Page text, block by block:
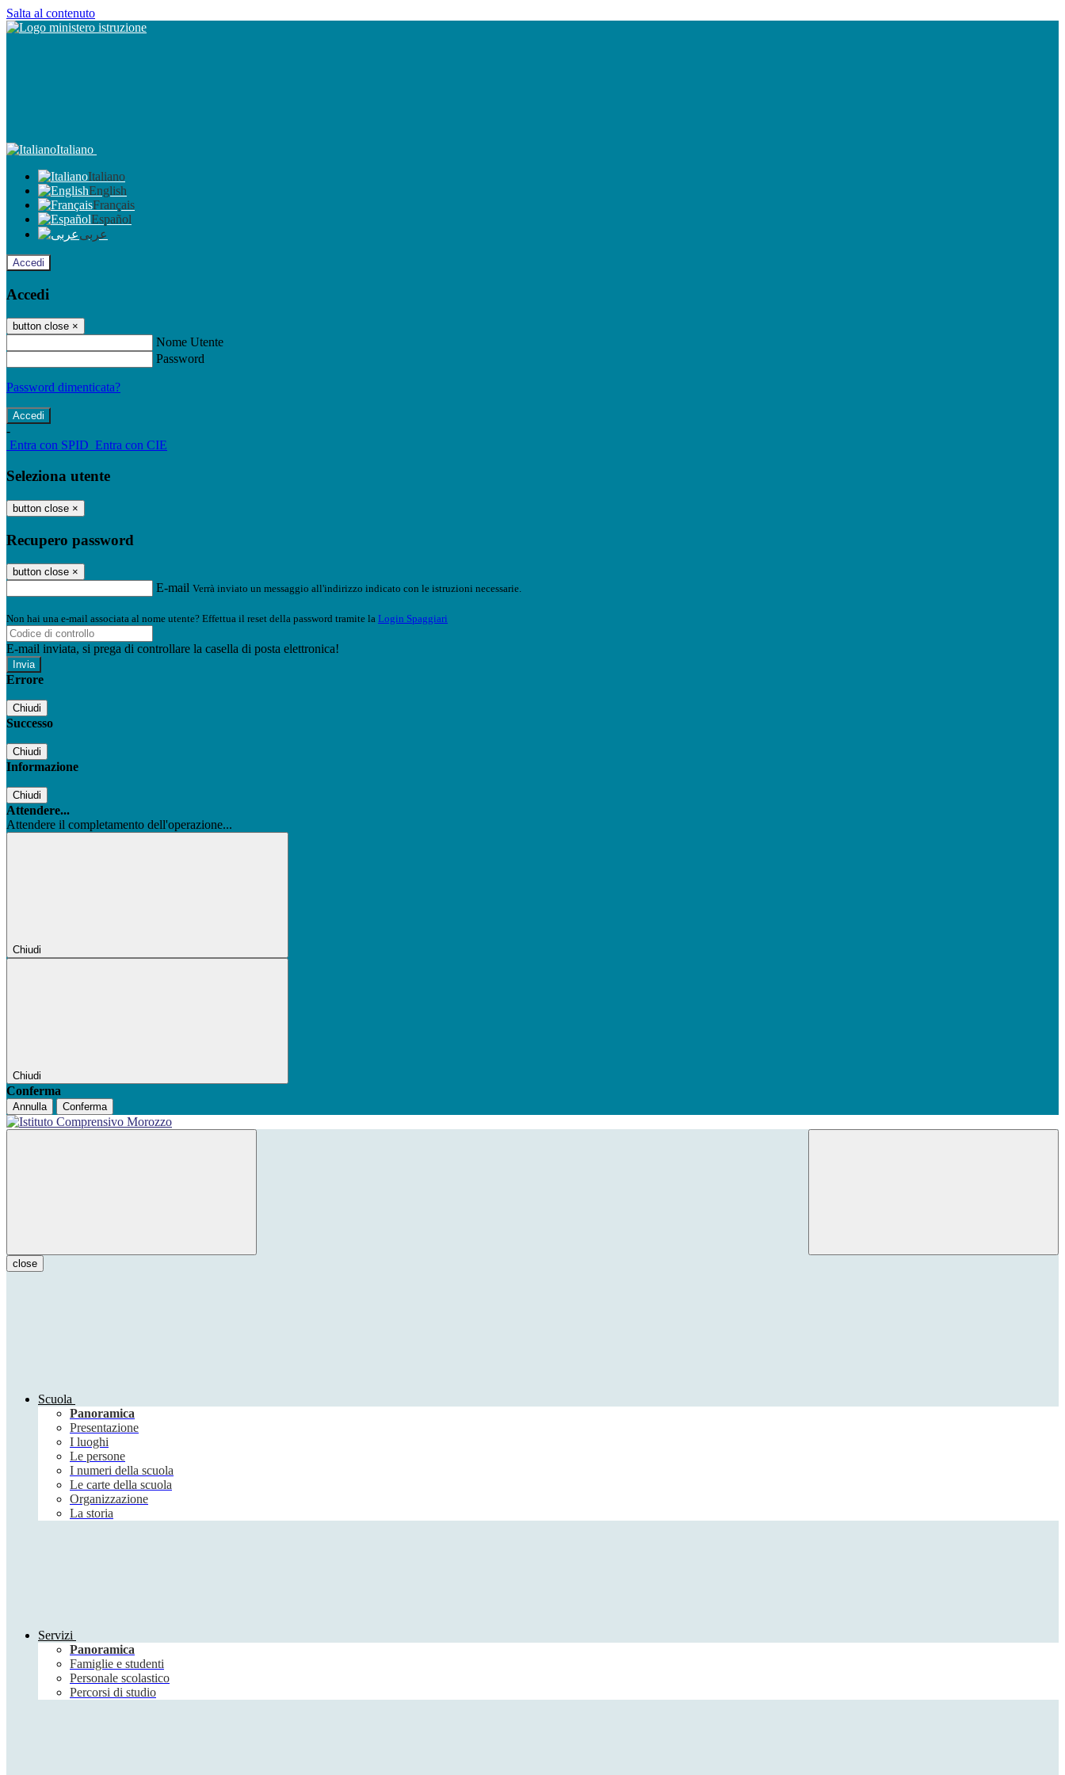
Salta al contenuto
Italiano
Italiano
English
Français
Español
عربى
Accedi
Accedi
button close ×
Nome Utente
Password
Password dimenticata?
-
Entra con SPID Entra con CIE
Seleziona utente
button close ×
Recupero password
button close ×
E-mail Verrà inviato un messaggio all'indirizzo indicato con le istruzioni necessarie.
Non hai una e-mail associata al nome utente? Effettua il reset della password tramite la Login Spaggiari
E-mail inviata, si prega di controllare la casella di posta elettronica!
Errore
Chiudi
Successo
Chiudi
Informazione
Chiudi
Attendere...
Attendere il completamento dell'operazione...
Chiudi
Chiudi
Conferma
Annulla Conferma
close
Scuola
Panoramica
Presentazione
I luoghi
Le persone
I numeri della scuola
Le carte della scuola
Organizzazione
La storia
Servizi
Panoramica
Famiglie e studenti
Personale scolastico
Percorsi di studio